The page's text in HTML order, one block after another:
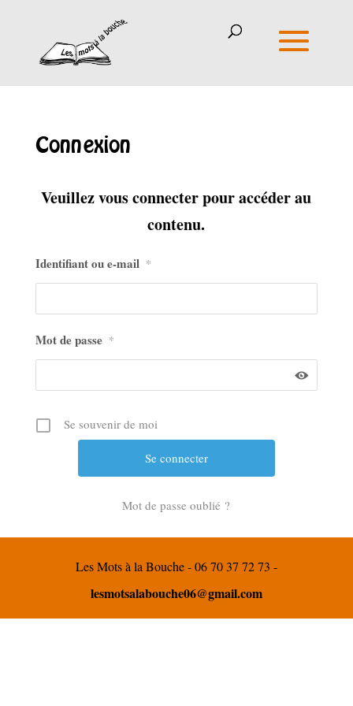
Connexion
Veuillez vous connecter pour accéder au
contenu.
Identifiant ou e-mail *
Mot de passe *
Se souvenir de moi
Mot de passe oublié ?
Les Mots à la Bouche - 06 70 37 72 73 -
lesmotsalabouche06@gmail.com